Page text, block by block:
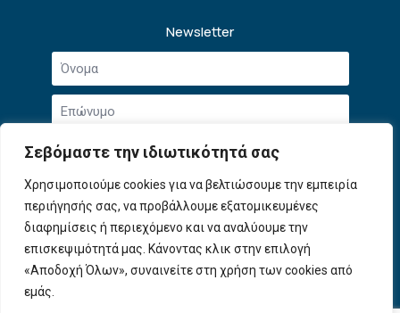
Σεβόμαστε την ιδιωτικότητά σας
Χρησιμοποιούμε cookies για να βελτιώσουμε την εμπειρία
περιήγησής σας, να προβάλλουμε εξατομικευμένες
διαφημίσεις ή περιεχόμενο και να αναλύουμε την
επισκεψιμότητά μας. Κάνοντας κλικ στην επιλογή
«Αποδοχή Όλων», συναινείτε στη χρήση των cookies από
εμάς.
Newsletter
Όνομα
Επώνυμο
Email
*
Αποδοχή
όρων
χρήσης
*
Συμφωνώ με την Πολιτική Απορρήτουκαι τους
Όρους Χρήσης.
Εγγραφή